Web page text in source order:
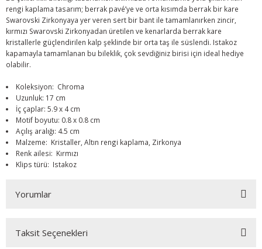
rengi kaplama tasarım; berrak pavé’ye ve orta kısımda berrak bir kare
Swarovski Zirkonyaya yer veren sert bir bant ile tamamlanırken zincir,
kırmızı Swarovski Zirkonyadan üretilen ve kenarlarda berrak kare
kristallerle güçlendirilen kalp şeklinde bir orta taş ile süslendi. Istakoz
kapamayla tamamlanan bu bileklik, çok sevdiğiniz birisi için ideal hediye
olabilir.
Koleksiyon: Chroma
Uzunluk: 17 cm
İç çaplar: 5.9 x 4 cm
Motif boyutu: 0.8 x 0.8 cm
Açılış aralığı: 4.5 cm
Malzeme: Kristaller, Altın rengi kaplama, Zirkonya
Renk ailesi: Kırmızı
Klips türü: Istakoz
Yorumlar
Taksit Seçenekleri